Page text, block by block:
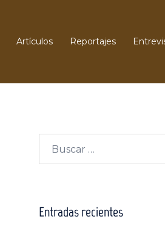
Artículos Reportajes
Entradas recientes